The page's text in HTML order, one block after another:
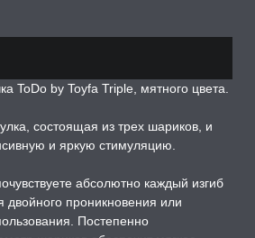
ToDo by Toyfa Triple, мятного цвета.
состоящая из трех шариков, и
и яркую стимуляцию.
абсолютно каждый изгиб
двойного проникновения или
Постепенно